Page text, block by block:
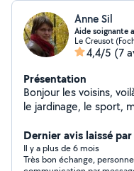
Anne Sil
Aide soignante
Le Creusot
4,4/5 (7
Présentation
Bonjour les voisins,
le jardinage, le sport,
bientôt peut-être!?
Dernier avis laissé
Il y a plus de 6 mois
Très bon échange,